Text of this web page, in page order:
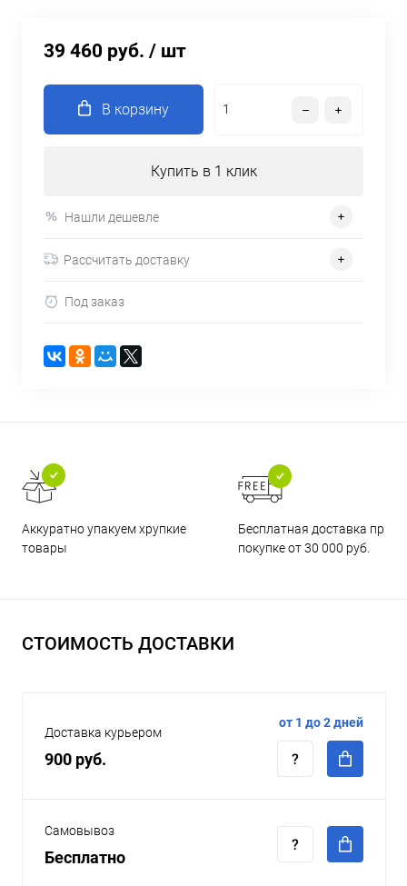
39 460 руб. / шт
В корзину
Купить в 1 клик
Нашли дешевле
Рассчитать доставку
Под заказ
Аккуратно упакуем хрупкие
товары
Бесплатная доставка при
покупке от 30 000 руб.
СТОИМОСТЬ ДОСТАВКИ
Доставка курьером
900 руб.
от 1 до 2 дней
Самовывоз
Бесплатно